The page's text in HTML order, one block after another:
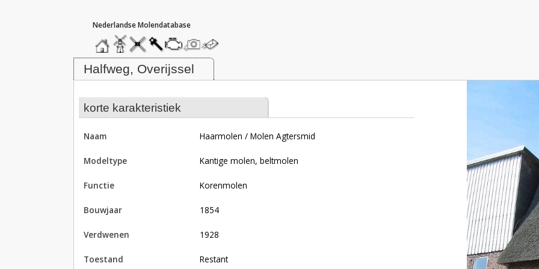
hoofdmenu
homemolendatabase
roedendatabase
assendatabase
motorendatabase
stuur
een
foto
stuur
een
bericht
Molen Haarmolen / Molen Agtersmid, Halfweg
Halfweg, Overijssel
korte karakteristiek
naam Haarmolen / Molen Agtersmid
modeltype Kantige molen, beltmolen
functie korenmolen
bouwjaar 1854
verdwenen 1928
toestand restant